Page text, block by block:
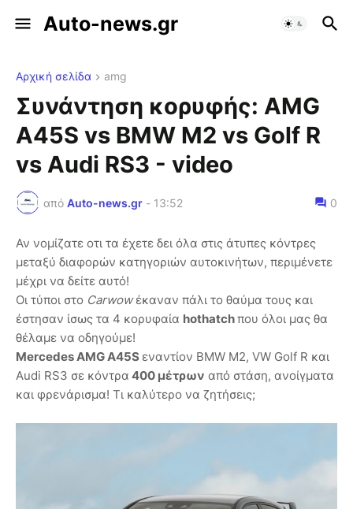
Auto-news.gr
Αρχική σελίδα amg
Συνάντηση κορυφής: AMG
A45S vs BMW M2 vs Golf R
vs Audi RS3 - video
από Auto-news.gr - 13:52 0
Αν νομίζατε οτι τα έχετε δει όλα στις άτυπες κόντρες
μεταξύ διαφορών κατηγοριών αυτοκινήτων, περιμένετε
μέχρι να δείτε αυτό!
Οι τύποι στο Carwowέκαναν πάλι το θαύμα τους και
έστησαν ίσως τα 4 κορυφαία hothatchπου όλοι μας θα
θέλαμε να οδηγούμε!
Mercedes AMG A45S εναντίον BMW M2, VW Golf R και
Audi RS3 σε κόντρα 400 μέτρων από στάση, ανοίγματα
και φρενάρισμα! Τι καλύτερο να ζητήσεις;